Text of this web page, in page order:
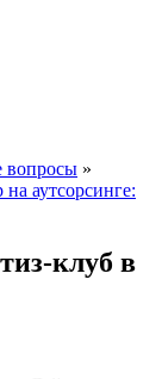
вопросы »
аутсорсинге:
клуб в